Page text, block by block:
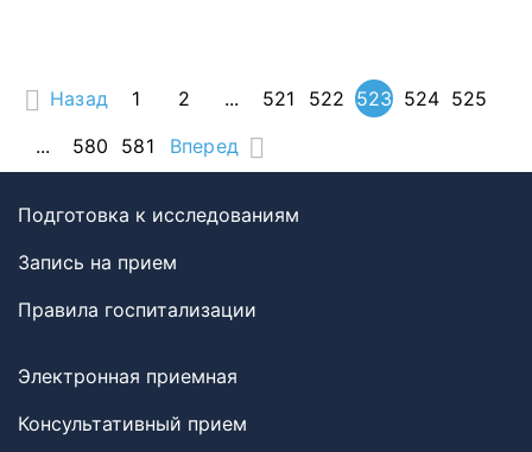
Назад 1 2 ... 521 522 523 524 525
...
580 581 Вперед
Подготовка к исследованиям
Запись на прием
Правила госпитализации
Электронная приемная
Консультативный прием